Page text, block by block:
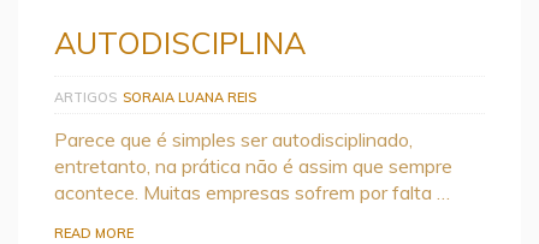
AUTODISCIPLINA
ARTIGOS SORAIA LUANA REIS
Parece que é simples ser autodisciplinado,
entretanto, na prática não é assim que sempre
acontece. Muitas empresas sofrem por falta …
READ MORE